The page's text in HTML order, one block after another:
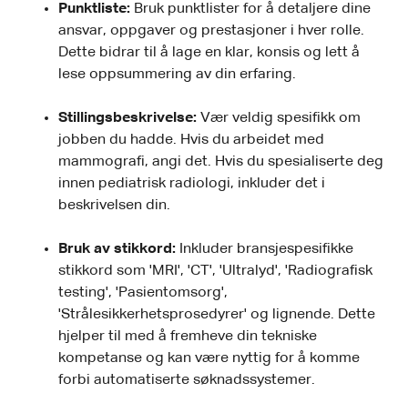
Punktliste: Bruk punktlister for å detaljere dine
ansvar, oppgaver og prestasjoner i hver rolle.
Dette bidrar til å lage en klar, konsis og lett å
lese oppsummering av din erfaring.
Stillingsbeskrivelse: Vær veldig spesifikk om
jobben du hadde. Hvis du arbeidet med
mammografi, angi det. Hvis du spesialiserte deg
innen pediatrisk radiologi, inkluder det i
beskrivelsen din.
Bruk av stikkord: Inkluder bransjespesifikke
stikkord som 'MRI', 'CT', 'Ultralyd', 'Radiografisk
testing', 'Pasientomsorg',
'Strålesikkerhetsprosedyrer' og lignende. Dette
hjelper til med å fremheve din tekniske
kompetanse og kan være nyttig for å komme
forbi automatiserte søknadssystemer.